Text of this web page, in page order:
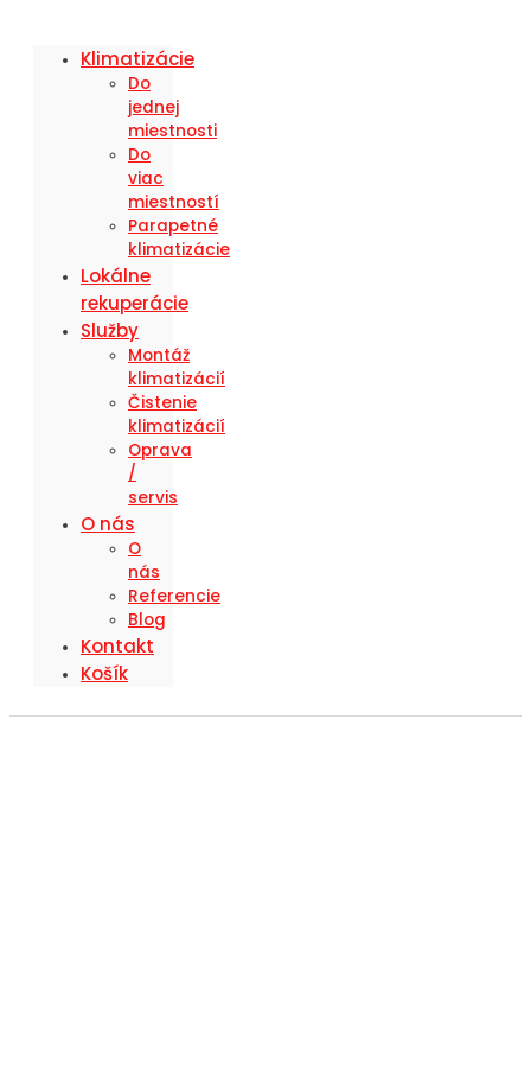
Klimatizácie
Do
jednej
miestnosti
Do
viac
miestností
Parapetné
klimatizácie
Lokálne
rekuperácie
Služby
Montáž
klimatizácií
Čistenie
klimatizácií
Oprava
/
servis
O nás
O
nás
Referencie
Blog
Kontakt
Košík